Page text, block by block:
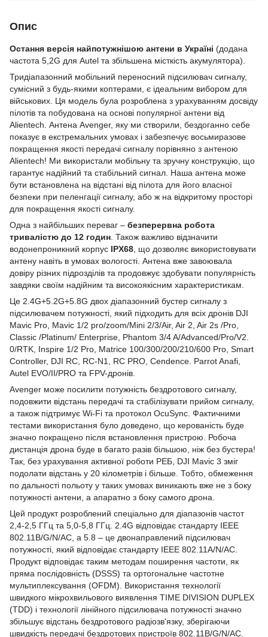
Опис
Остання версія найпотужнішою антени в Україні (додана
частота 5,2G для Autel та збільшена місткість акумулятора).
Тридіапазонний мобільний переносний підсилювач сигналу,
сумісний з будь-якими коптерами, є ідеальним вибором для
військових. Ця модель була розроблена з урахуванням досвіду
пілотів та побудована на основі популярної антени від
Alientech. Антена Avenger, яку ми створили, бездоганно себе
показує в екстремальних умовах і забезпечує восьмиразове
покращення якості передачі сигналу порівняно з антеною
Alientech! Ми використали мобільну та зручну конструкцію, що
гарантує надійний та стабільний сигнал. Наша антена може
бути встановлена на відстані від пілота для його власної
безпеки при пеленгації сигналу, або ж на відкритому просторі
для покращення якості сигналу.
Одна з найбільших переваг – безперервна робота
тривалістю до 12 годин . Також важливо відзначити
водонепроникний корпус IPX68 , що дозволяє використовувати
антену навіть в умовах вологості. Антена вже завоювала
довіру різних підрозділів та продовжує здобувати популярність
завдяки своїм надійним та високоякісним характеристикам.
Це 2.4G+5.2G+5.8G двох діапазонний бустер сигналу з
підсилювачем потужності, який підходить для всіх дронів DJI
Mavic Pro, Mavic 1/2 pro/zoom/Mini 2/3/Air, Air 2, Air 2s /Pro,
Classic /Platinum/ Enterprise, Phantom 3/4 A/Advanced/Pro/V2.
0/RTK, Inspire 1/2 Pro, Matrice 100/300/200/210/600 Pro, Smart
Controller, DJI RC, RC-N1, RC PRO, Cendence. Parrot Anafi,
Autel EVO/II/PRO та FPV-дронів.
Avenger може посилити потужність бездротового сигналу,
подовжити відстань передачі та стабілізувати прийом сигналу,
а також підтримує Wi-Fi та протокол OcuSync. Фактичними
тестами використання було доведено, що керованість буде
значно покращено після встановлення пристрою. Робоча
дистанція дрона буде в багато разів більшою, ніж без бустера!
Так, без урахування активної роботи РЕБ, DJI Mavic 3 зміг
подолати відстань у 20 кілометрів і більше. Тобто, обмеження
по дальності польоту у таких умовах виникають вже не з боку
потужності антени, а апаратно з боку самого дрона.
Цей продукт розроблений спеціально для діапазонів частот
2,4-2,5 ГГц та 5,0-5,8 ГГц. 2.4G відповідає стандарту IEEE
802.11B/G/N/AC, а 5.8 – це двонаправлений підсилювач
потужності, який відповідає стандарту IEEE 802.11A/N/AC.
Продукт відповідає таким методам поширення частоти, як
пряма послідовність (DSSS) та ортогональне частотне
мультиплексування (OFDM). Використання технології
швидкого мікрохвильового виявлення TIME DIVISION DUPLEX
(TDD) і технології лінійного підсилювача потужності значно
збільшує відстань бездротового радіозв'язку, зберігаючи
швидкість передачі бездротових пристроїв 802.11B/G/N/AC.